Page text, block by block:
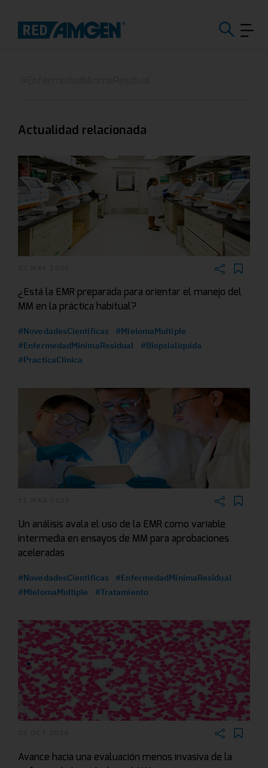
Actualidad relacionada
¿Está la EMR preparada para orientar el manejo del
MM en la práctica habitual?
#NovedadesCientificas
#MielomaMultiple
#EnfermedadMinimaResidual
#Biopsialiquida
#PracticaClinica
Un análisis avala el uso de la EMR como variable
intermedia en ensayos de MM para aprobaciones
aceleradas
#NovedadesCientificas
#EnfermedadMinimaResidual
#MielomaMultiple
#Tratamiento
Avance hacia una evaluación menos invasiva de la